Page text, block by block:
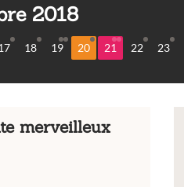
2018
18 19 20 21 22 23
merveilleux